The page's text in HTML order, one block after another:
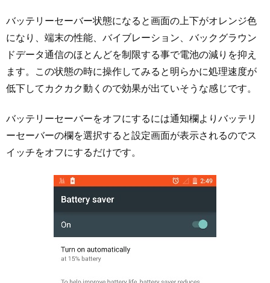
バッテリーセーバー状態になると画面の上下がオレンジ色
になり、端末の性能、バイブレーション、バックグラウン
ドデータ通信のほとんどを制限する事で電池の減りを抑え
ます。この状態の時に操作してみると明らかに処理速度が
低下してカクカク動くので効果が出ていそうな感じです。
バッテリーセーバーをオフにするには通知欄よりバッテリ
ーセーバーの欄を選択すると設定画面が表示されるのでス
イッチをオフにするだけです。